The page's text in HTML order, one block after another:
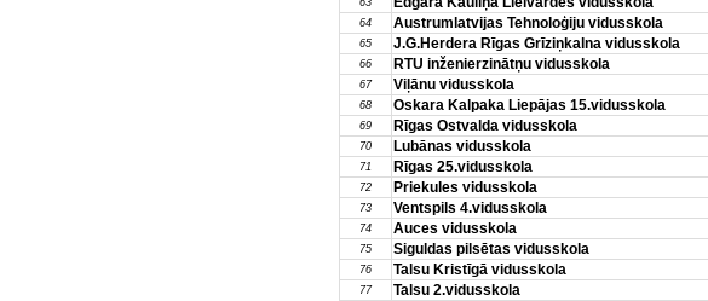
63
64 Austrumlatvijas Tehnoloģiju vidusskola
65 J.G.Herdera Rīgas Grīziņkalna vidusskola
66 RTU inženierzinātņu vidusskola
67 Viļānu vidusskola
68 Oskara Kalpaka Liepājas 15.vidusskola
69 Rīgas Ostvalda vidusskola
70 Lubānas vidusskola
71 Rīgas 25.vidusskola
72 Priekules vidusskola
73 Ventspils 4.vidusskola
74 Auces vidusskola
75 Siguldas pilsētas vidusskola
76 Talsu Kristīgā vidusskola
77 Talsu 2.vidusskola